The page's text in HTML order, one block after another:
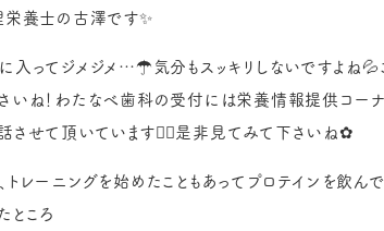
栄養士の古澤です✨
入ってジメジメ…☂️気分もスッキリしないですよね💦
いね！わたなべ歯科の受付には栄養情報提供コー
させて頂いています🙋‍♀️是非見てみて下さいね✿
トレーニングを始めたこともあってプロテインを飲
ところ